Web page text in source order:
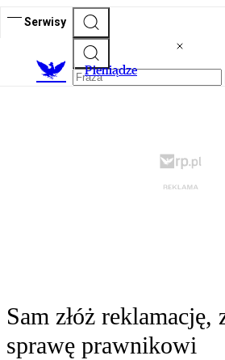
Serwisy
Pieniądze
Sam złóż reklamację,
sprawę prawnikowi